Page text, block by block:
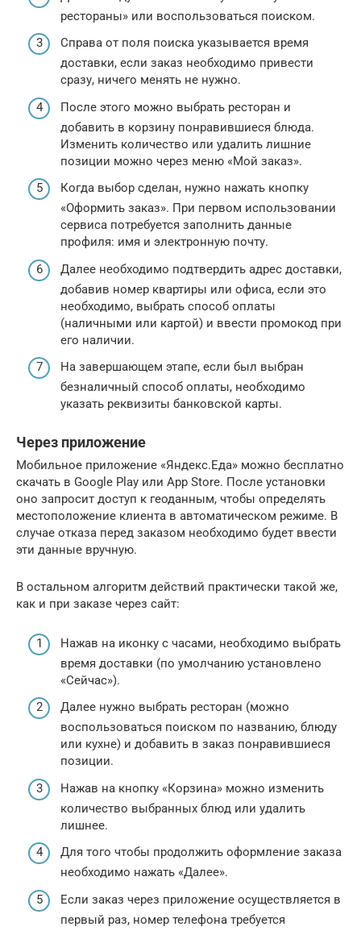
рестораны» или воспользоваться поиском.
Справа от поля поиска указывается время
доставки, если заказ необходимо привести
сразу, ничего менять не нужно.
После этого можно выбрать ресторан и
добавить в корзину понравившиеся блюда.
Изменить количество или удалить лишние
позиции можно через меню «Мой заказ».
Когда выбор сделан, нужно нажать кнопку
«Оформить заказ». При первом использовании
сервиса потребуется заполнить данные
профиля: имя и электронную почту.
Далее необходимо подтвердить адрес доставки,
добавив номер квартиры или офиса, если это
необходимо, выбрать способ оплаты
(наличными или картой) и ввести промокод при
его наличии.
На завершающем этапе, если был выбран
безналичный способ оплаты, необходимо
указать реквизиты банковской карты.
Через приложение
Мобильное приложение «Яндекс.Еда» можно бесплатно
скачать в Google Play или App Store. После установки
оно запросит доступ к геоданным, чтобы определять
местоположение клиента в автоматическом режиме. В
случае отказа перед заказом необходимо будет ввести
эти данные вручную.
В остальном алгоритм действий практически такой же,
как и при заказе через сайт:
Нажав на иконку с часами, необходимо выбрать
время доставки (по умолчанию установлено
«Сейчас»).
Далее нужно выбрать ресторан (можно
воспользоваться поиском по названию, блюду
или кухне) и добавить в заказ понравившиеся
позиции.
Нажав на кнопку «Корзина» можно изменить
количество выбранных блюд или удалить
лишнее.
Для того чтобы продолжить оформление заказа
необходимо нажать «Далее».
Если заказ через приложение осуществляется в
первый раз, номер телефона требуется